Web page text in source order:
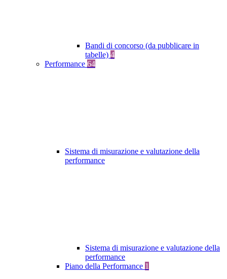
Bandi di concorso (da pubblicare in
tabelle) 4
Performance 64
Sistema di misurazione e valutazione della
performance
Sistema di misurazione e valutazione della
performance
Piano della Performance 1